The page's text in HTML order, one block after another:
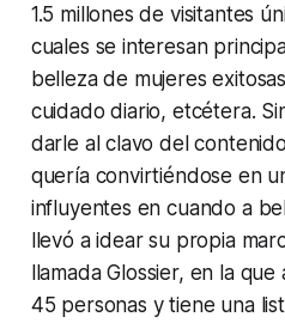
1.5 millones de visitantes
cuales se interesan
belleza de mujeres
cuidado diario, etcétera.
darle al clavo del
quería convirtiéndose en
influyentes en cuando a
llevó a idear su propia
llamada Glossier, en la
45 personas y tiene una